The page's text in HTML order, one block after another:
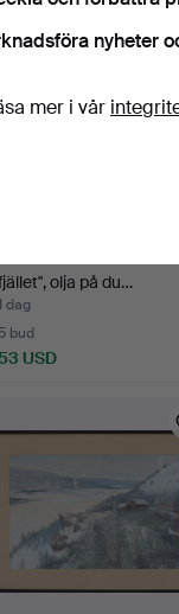
olja på du…
dag
bud
USD
nyheter
mer i vår